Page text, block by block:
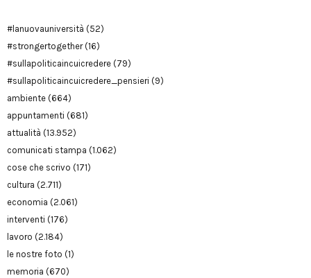
#lanuovauniversità (52)
#strongertogether(16)
#sullapoliticaincuicredere (79)
#sullapoliticaincuicredere_pensieri (9)
ambiente (664)
appuntamenti (681)
attualità (13.952)
comunicati stampa (1.062)
cose che scrivo (171)
cultura (2.711)
economia (2.061)
interventi (176)
lavoro (2.184)
le nostre foto (1)
memoria (670)